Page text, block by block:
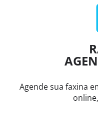
Agende sua faxina